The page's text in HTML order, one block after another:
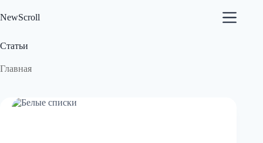
к
NewScroll
Статьи
Главная